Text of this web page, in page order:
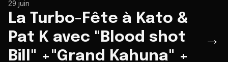
29 juin
La Turbo-Fête à Kato &
Pat K avec "Blood shot
Bill" +"Grand Kahuna" +
→